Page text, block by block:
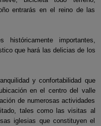
entrarás en el reino de las
históricamente importantes,
que hará las delicias de los
y confortabilidad que
en el centro del valle
de numerosas actividades
tales como las visitas al
iglesias que constituyen el